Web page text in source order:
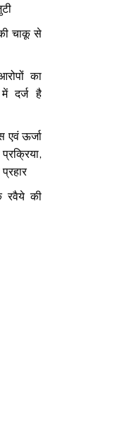
चाकू से
का
दर्ज है
एवं ऊर्जा
प्रक्रिया,
रवैये की